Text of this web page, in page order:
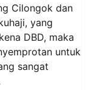
Cilongok dan
yang
DBD, maka
untuk
sangat